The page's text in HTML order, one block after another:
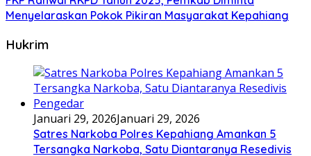
Menyelaraskan Pokok Pikiran Masyarakat Kepahiang
Hukrim
Januari 29, 2026Januari 29, 2026
Satres Narkoba Polres Kepahiang Amankan 5
Tersangka Narkoba, Satu Diantaranya Resedivis